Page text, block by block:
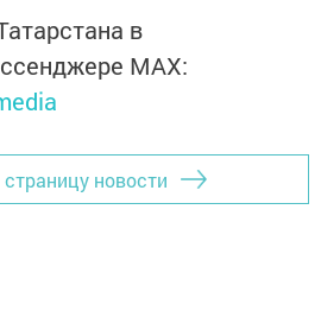
в
MАХ:
новости